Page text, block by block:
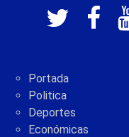
Portada
Politica
Deportes
Económicas